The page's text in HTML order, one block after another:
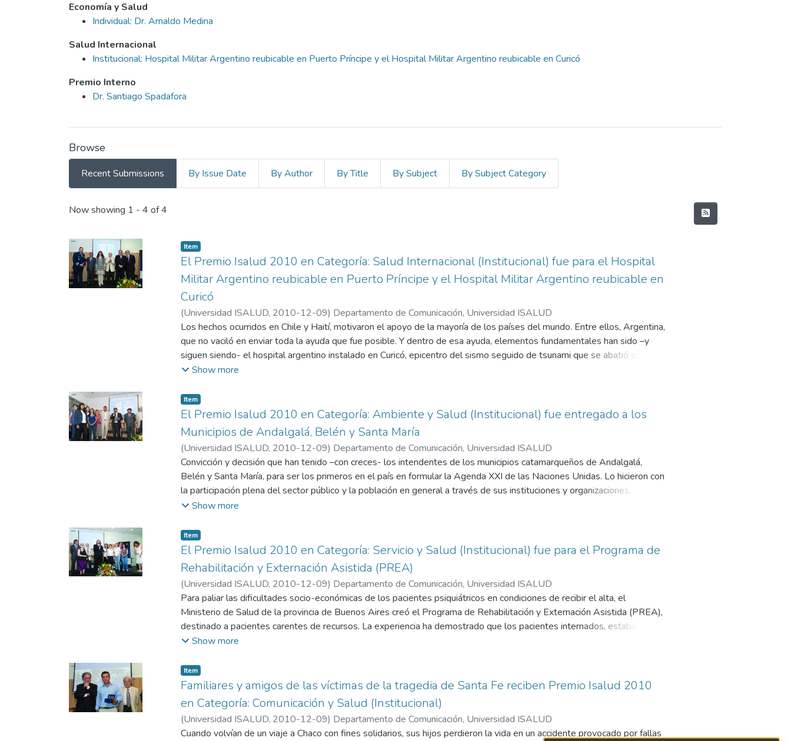
Economía y Salud
Individual: Dr. Arnaldo Medina
Salud Internacional
Institucional: Hospital Militar Argentino reubicable en Puerto Príncipe y el Hospital Militar Argentino reubicable en Curicó
Premio Interno
Dr. Santiago Spadafora
Browse
Recent Submissions By Issue Date By Author By Title By Subject By Subject Category
Recent Submissions
Now showing 1 - 4 of 4
Item
El Premio Isalud 2010 en Categoría: Salud Internacional (Institucional) fue para el Hospital
Militar Argentino reubicable en Puerto Príncipe y el Hospital Militar Argentino reubicable en
Curicó
(Universidad ISALUD, 2010-12-09) Departamento de Comunicación, Universidad ISALUD
Los hechos ocurridos en Chile y Haití, motivaron el apoyo de la mayoría de los países del mundo. Entre ellos, Argentina,
que no vaciló en enviar toda la ayuda que fue posible. Y dentro de esa ayuda, elementos fundamentales han sido –y
siguen siendo- el hospital argentino instalado en Curicó, epicentro del sismo seguido de tsunami que se abatió sobre
esa zona de Chile, y el Hospital Argentino que se instaló cerca de Puerto Príncipe, en Haití. Recibieron el Premio Isalud
Moguilevsky, coordinador del área de salud
Show more
Item
El Premio Isalud 2010 en Categoría: Ambiente y Salud (Institucional) fue entregado a los
Municipios de Andalgalá, Belén y Santa María
(Universidad ISALUD, 2010-12-09) Departamento de Comunicación, Universidad ISALUD
Convicción y decisión que han tenido –con creces- los intendentes de los municipios catamarqueños de Andalgalá,
Belén y Santa María, para ser los primeros en el país en formular la Agenda XXI de las Naciones Unidas. Lo hicieron con
la participación plena del sector público y la población en general a través de sus instituciones y organizaciones,
destacándose los agentes ambientales, jóvenes locales que se han incorporado, solidariamente a esta verdadera
Andalgalá, José Eduardo Peréa. Y en representación de los grupos de agentes ambientales de las mencionadas
localidades, dos integrantes de cada grupo.
Show more
Item
El Premio Isalud 2010 en Categoría: Servicio y Salud (Institucional) fue para el Programa de
Rehabilitación y Externación Asistida (PREA)
(Universidad ISALUD, 2010-12-09) Departamento de Comunicación, Universidad ISALUD
Para paliar las dificultades socio-económicas de los pacientes psiquiátricos en condiciones de recibir el alta, el
Ministerio de Salud de la provincia de Buenos Aires creó el Programa de Rehabilitación y Externación Asistida (PREA),
destinado a pacientes carentes de recursos. La experiencia ha demostrado que los pacientes internados, estabilizados
en poco tiempo, deben quedarse en los manicomios por pobres, abandonados y desamparados, transformándose en
Hospital Esteves, Dr. Julio Ainstein, y las directoras del programa, Dra. Patricia Esmerado, Dra. María Rosa Rivaroure y
la Lic. Marisel Hartfiel.
Show more
Item
Familiares y amigos de las víctimas de la tragedia de Santa Fe reciben Premio Isalud 2010
en Categoría: Comunicación y Salud (Institucional)
(Universidad ISALUD, 2010-12-09) Departamento de Comunicación, Universidad ISALUD
Cuando volvían de un viaje a Chaco con fines solidarios, sus hijos perdieron la vida en un accidente provocado por fallas